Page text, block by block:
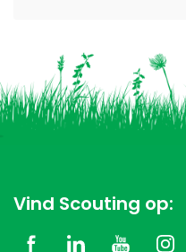
Vind Scouting op: